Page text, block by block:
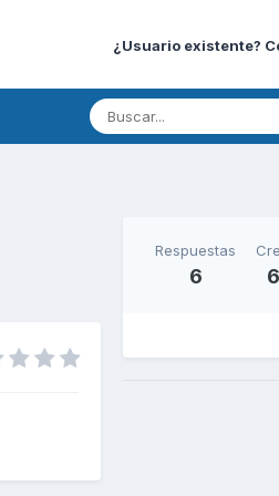
¿Usuario existente?
Respuestas
6